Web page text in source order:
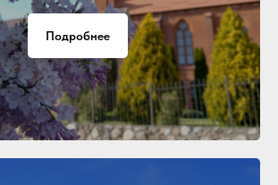
Подробнее